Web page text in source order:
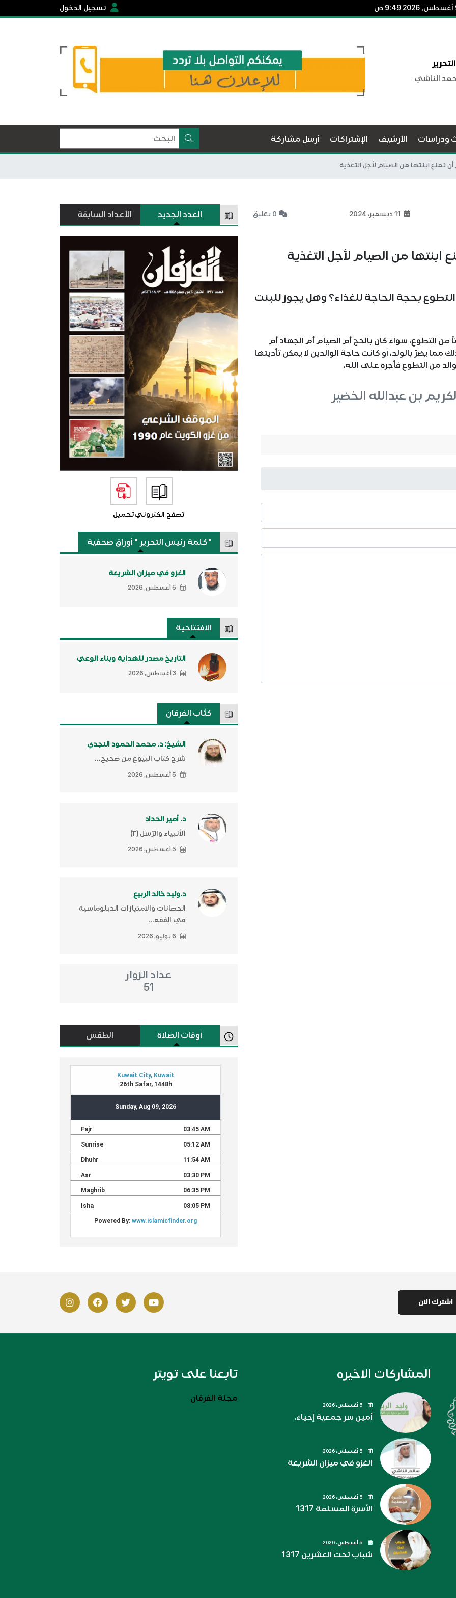
تسجيل الدخول
الناشي
ودراسات الأرشيف الإشتراكات أرسل مشاركة
تمنع ابنتها من الصيام لأجل التغذية
0 تعليق
من الصيام لأجل التغذية
بحجة الحاجة للغذاء؟ وهل يجوز للبنت
من التطوع، سواء كان بالحج أم الصيام أم الجهاد أم
مما يضرّ بالولد، أو كانت حاجة الوالدين لا يمكن تأديتها
من التطوع فأجره على الله.
بن عبدالله الخضير
العدد الجديد الأعداد السابقة
تصفح الكترونيتحميل
"كلمة رئيس التحرير " أوراق صحفية
الغزو في ميزان الشريعة
5 أغسطس, 2026
الافتتاحية
التاريخ مصدر للهداية وبناء الوعي
3 أغسطس, 2026
كتَّاب الفرقان
الشيخ: د. محمد الحمود النجدي
شرح كتاب البيوع من صحيح...
5 أغسطس, 2026
د. أمير الحداد
الأنبياء والرّسل (٢)ّ
5 أغسطس, 2026
د.وليد خالد الربيع
الحصانات والامتيازات الدبلوماسية
في الفقه...
6 يوليو, 2026
عداد الزوار
51
أوقات الصلاة الطقس
المشاركات الاخيره
أمين سر جمعية إحياء.
الغزو في ميزان الشريعة
الأسرة المسلمة 1317
شباب تحت العشرين 1317
تابعنا على تويتر
مجلة الفرقان